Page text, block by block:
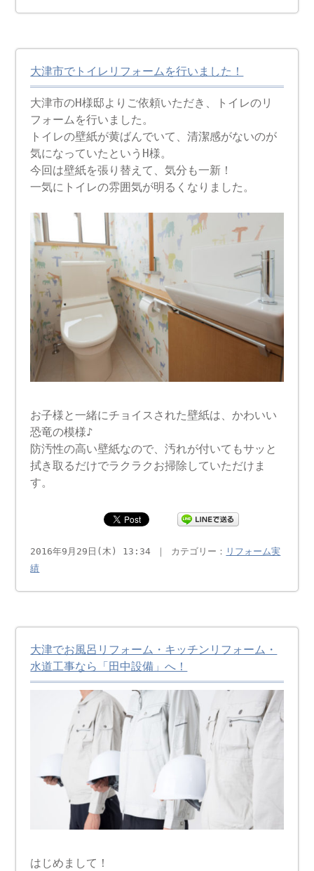
大津市でトイレリフォームを行いました！
大津市のH様邸よりご依頼いただき、トイレのリ
フォームを行いました。
トイレの壁紙が黄ばんでいて、清潔感がないのが
気になっていたというH様。
今回は壁紙を張り替えて、気分も一新！
一気にトイレの雰囲気が明るくなりました。
お子様と一緒にチョイスされた壁紙は、かわいい
恐竜の模様♪
防汚性の高い壁紙なので、汚れが付いてもサッと
拭き取るだけでラクラクお掃除していただけま
す。
2016年9月29日(木) 13:34 ｜ カテゴリー： リフォーム実
績
大津でお風呂リフォーム・キッチンリフォーム・
水道工事なら「田中設備」へ！
はじめまして！